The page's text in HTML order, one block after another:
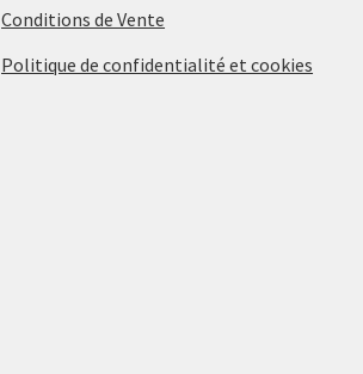
Conditions de Vente
Politique de confidentialité et cookies